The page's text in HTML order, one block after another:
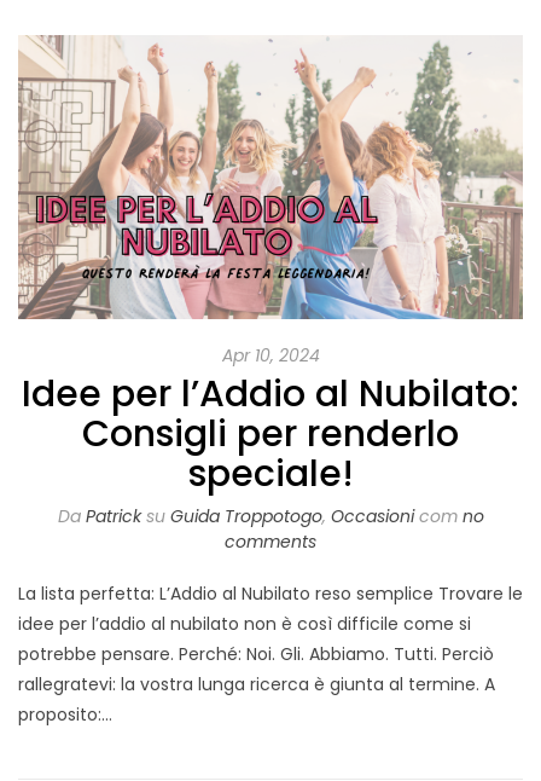
Apr 10, 2024
Idee per l’Addio al Nubilato:
Consigli per renderlo
speciale!
Da Patricksu Guida Troppotogo, Occasionicom no
comments
La lista perfetta: L’Addio al Nubilato reso semplice Trovare le
idee per l’addio al nubilato non è così difficile come si
potrebbe pensare. Perché: Noi. Gli. Abbiamo. Tutti. Perciò
rallegratevi: la vostra lunga ricerca è giunta al termine. A
proposito:…